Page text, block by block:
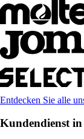
Entdecken Sie alle
Kundendienst